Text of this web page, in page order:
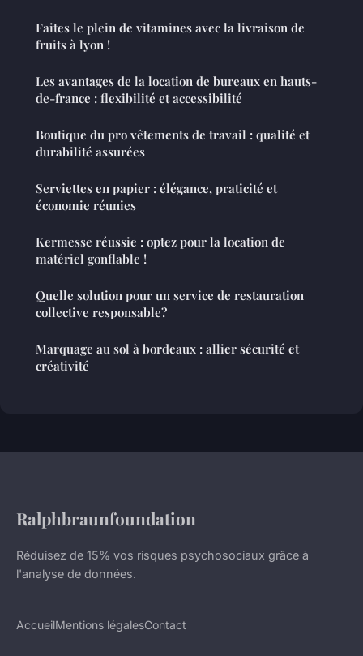
Faites le plein de vitamines avec la livraison de
fruits à lyon !
Les avantages de la location de bureaux en hauts-
de-france : flexibilité et accessibilité
Boutique du pro vêtements de travail : qualité et
durabilité assurées
Serviettes en papier : élégance, praticité et
économie réunies
Kermesse réussie : optez pour la location de
matériel gonflable !
Quelle solution pour un service de restauration
collective responsable?
Marquage au sol à bordeaux : allier sécurité et
créativité
Ralphbraunfoundation
Réduisez de 15% vos risques psychosociaux grâce à
l'analyse de données.
AccueilMentions légalesContact